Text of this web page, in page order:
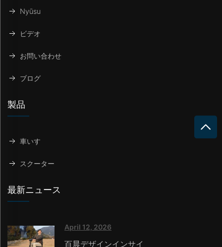
Nyūsu
ビデオ
お問い合わせ
ブログ
製品
車いす
スクーター
最新ニュース
April 12, 2026
百晨デザインインサイ